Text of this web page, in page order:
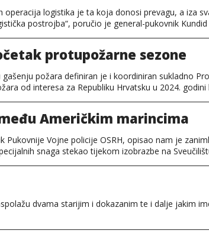
operacija logistika je ta koja donosi prevagu, a iza
postrojba“, poručio je general-pukovnik Kundid
protupožarne sezone
požara definiran je i koordiniran sukladno
od interesa za Republiku Hrvatsku u 2024.
Američkim marincima
Pukovnije Vojne policije OSRH, opisao nam je
snaga stekao tijekom izobrazbe na
dvama starijim i dokazanim te i dalje jakim